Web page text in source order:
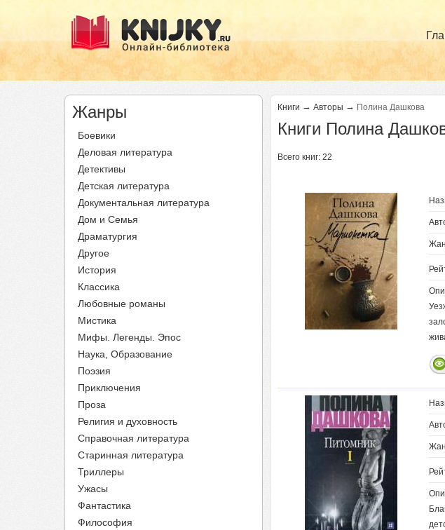
Жанры
Боевики
Деловая литература
Детективы
Детская литература
Документальная литература
Дом и Семья
Драматургия
Другое
История
Классика
Любовные романы
Мистика
Мифы. Легенды. Эпос
Наука, Образование
Поэзия
Приключения
Проза
Религия и духовность
Справочная литература
Старинная литература
Триллеры
Ужасы
Фантастика
Философия
Книги → Авторы → Полина Дашкова
Книги Полина
Всего книг: 22
Страницы